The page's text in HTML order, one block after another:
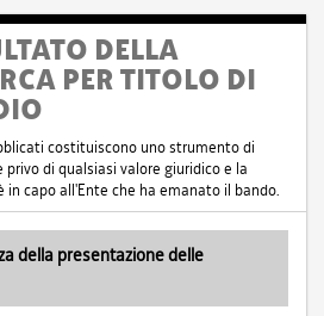
DELLA
PER TITOLO DI
costituiscono uno strumento di
di qualsiasi valore giuridico e la
capo all'Ente che ha emanato il bando.
della presentazione delle